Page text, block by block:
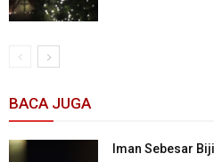
BACA JUGA
Iman Sebesar